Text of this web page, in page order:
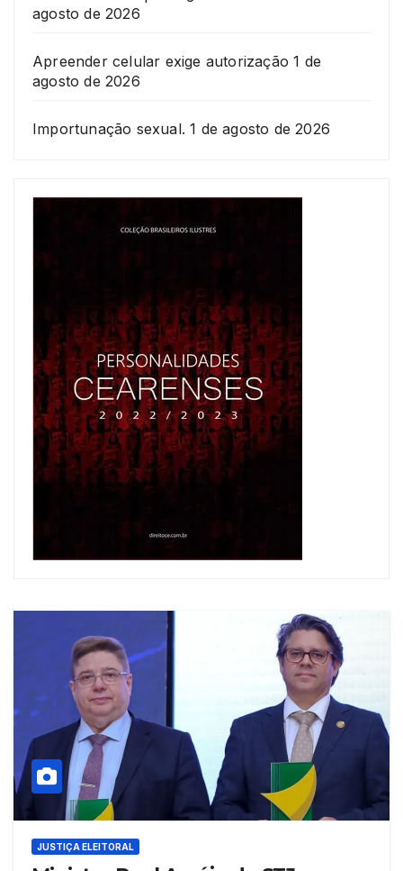
agosto de 2026
Apreender celular exige autorização 1 de
agosto de 2026
Importunação sexual. 1 de agosto de 2026
JUSTIÇA ELEITORAL